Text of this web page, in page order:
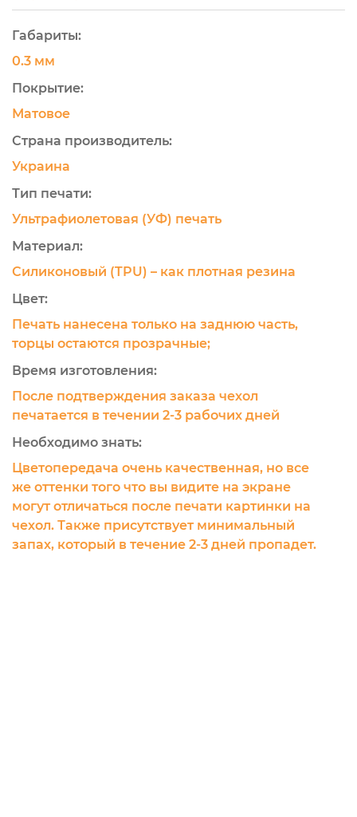
Габариты:
0.3 мм
Покрытие:
Матовое
Страна производитель:
Украина
Тип печати:
Ультрафиолетовая (УФ) печать
Материал:
Силиконовый (TPU) – как плотная резина
Цвет:
Печать нанесена только на заднюю часть,
торцы остаются прозрачные;
Время изготовления:
После подтверждения заказа чехол
печатается в течении 2-3 рабочих дней
Необходимо знать:
Цветопередача очень качественная, но все
же оттенки того что вы видите на экране
могут отличаться после печати картинки на
чехол. Также присутствует минимальный
запах, который в течение 2-3 дней пропадет.